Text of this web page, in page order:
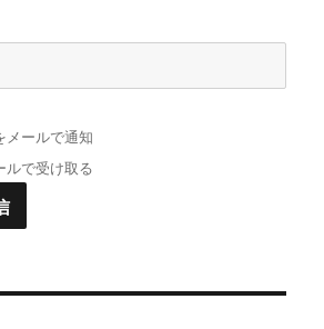
メールで通知
ルで受け取る